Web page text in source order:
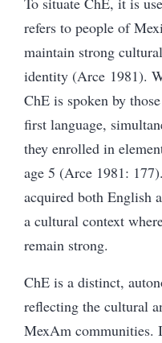
refers to people of
maintain strong
identity (Arce 1981).
ChE is spoken by
first language,
they enrolled in
age 5 (Arce 1981: 177).
acquired both English
a cultural context
remain strong.
ChE is a distinct,
reflecting the cultural
MexAm communities.